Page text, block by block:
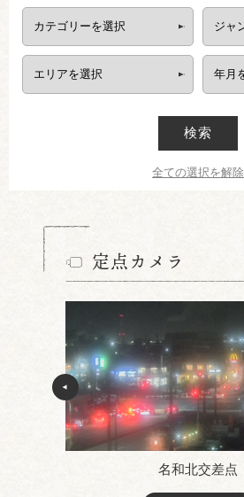
検索
全ての選択を解除
定点カメラ
名和北交差点